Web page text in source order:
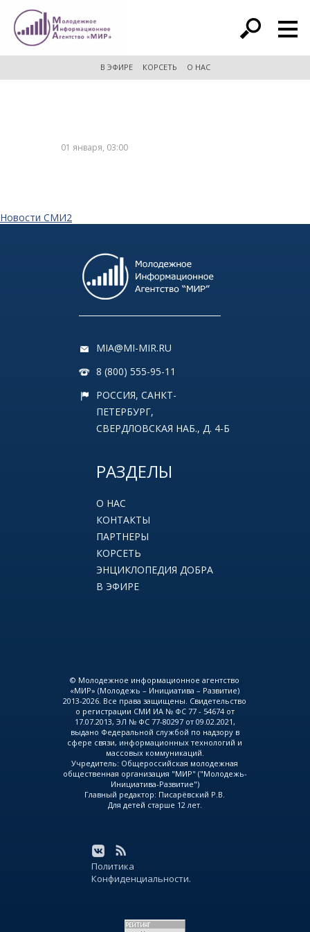
расширенный поиск
В ЭФИРЕ КОРСЕТЬ О НАС
01 января, 03:00
Новости СМИ2
MIA@MI-MIR.RU
8 (800) 555-95-11
РОССИЯ, САНКТ-
ПЕТЕРБУРГ,
СВЕРДЛОВСКАЯ НАБ., Д. 4-Б
РАЗДЕЛЫ
О НАС
КОНТАКТЫ
ПАРТНЕРЫ
КОРСЕТЬ
ЭНЦИКЛОПЕДИЯ ДОБРА
В ЭФИРЕ
© Молодежное информационное агентство
«МИР» (Молодежь – Инициатива – Развитие)
2013-2026. Все права защищены. Свидетельство
о регистрации СМИ ИА № ФС 77 - 54674 от
17.07.2013, ЭЛ № ФС 77-80297 от 09.02.2021,
выдано Федеральной службой по надзору в
сфере связи, информационных технологий и
массовых коммуникаций.
Учредитель: Общероссийская молодежная
общественная организация "МИР" ("Молодежь-
Инициатива-Развитие")
Главный редактор: Писарёвский Р.В.
Для детей старше 12 лет.
Политика
Конфиденциальности.